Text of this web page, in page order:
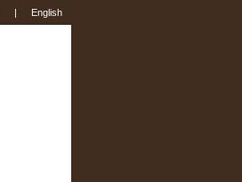
| English